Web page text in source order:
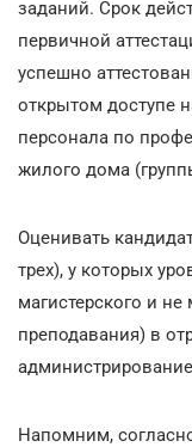
заданий. Срок
первичной
успешно
открытом доступе
персонала по
жилого дома
Оценивать
трех), у которых
магистерского и
преподавания) в
Напомним,